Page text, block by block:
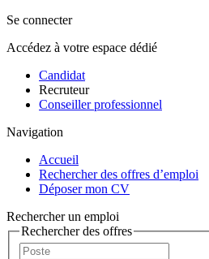
Se connecter
Accédez à votre espace dédié
Candidat
Recruteur
Conseiller professionnel
Navigation
Accueil
Rechercher des offres d’emploi
Déposer mon CV
Rechercher un emploi
Rechercher des offres